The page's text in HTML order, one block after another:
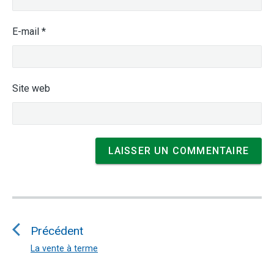
E-mail *
Site web
Navigation
l’article
Précédent
Article
La vente à terme